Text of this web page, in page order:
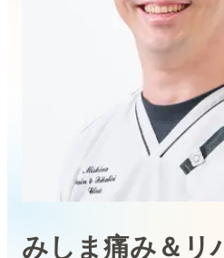
みしま痛み＆リ